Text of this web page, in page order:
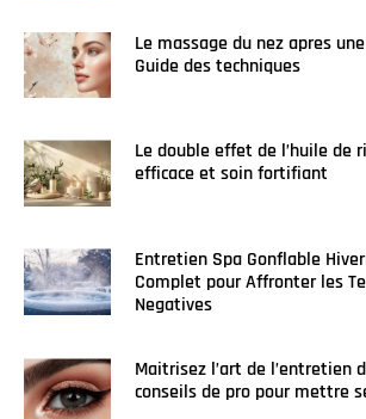
Le massage du nez apres
Guide des techniques
Le double effet de l’huile de
efficace et soin fortifiant
Entretien Spa Gonflable
Complet pour Affronter les
Negatives
Maitrisez l’art de l’entretien
conseils de pro pour mettre